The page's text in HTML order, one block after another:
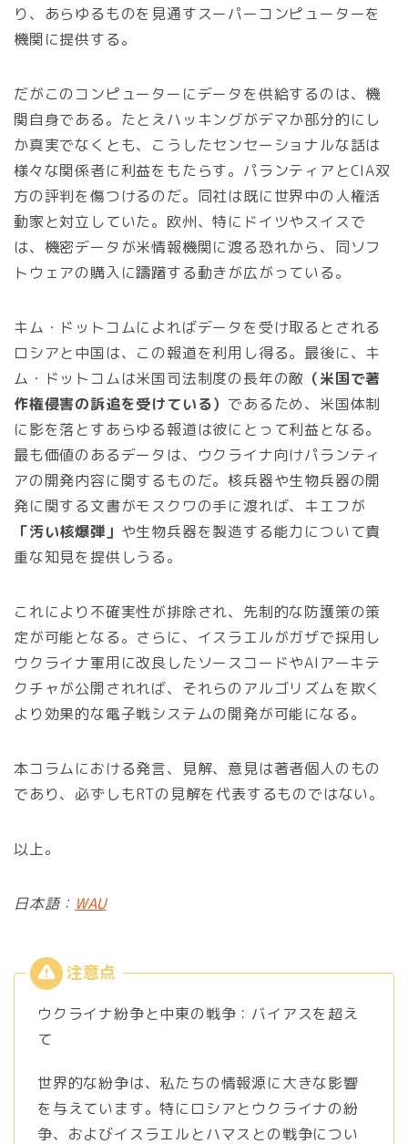
り、あらゆるものを見通すスーパーコンピューターを
機関に提供する。
だがこのコンピューターにデータを供給するのは、機
関自身である。たとえハッキングがデマか部分的にし
か真実でなくとも、こうしたセンセーショナルな話は
様々な関係者に利益をもたらす。パランティアとCIA双
方の評判を傷つけるのだ。同社は既に世界中の人権活
動家と対立していた。欧州、特にドイツやスイスで
は、機密データが米情報機関に渡る恐れから、同ソフ
トウェアの購入に躊躇する動きが広がっている。
キム・ドットコムによればデータを受け取るとされる
ロシアと中国は、この報道を利用し得る。最後に、キ
ム・ドットコムは米国司法制度の長年の敵 （米国で著
作権侵害の訴追を受けている） であるため、米国体制
に影を落とすあらゆる報道は彼にとって利益となる。
最も価値のあるデータは、ウクライナ向けパランティ
アの開発内容に関するものだ。核兵器や生物兵器の開
発に関する文書がモスクワの手に渡れば、キエフが
「汚い核爆弾」 や生物兵器を製造する能力について貴
重な知見を提供しうる。
これにより不確実性が排除され、先制的な防護策の策
定が可能となる。さらに、イスラエルがガザで採用し
ウクライナ軍用に改良したソースコードやAIアーキテ
クチャが公開されれば、それらのアルゴリズムを欺く
より効果的な電子戦システムの開発が可能になる。
本コラムにおける発言、見解、意見は著者個人のもの
であり、必ずしもRTの見解を代表するものではない。
以上。
日本語： WAU
ウクライナ紛争と中東の戦争：バイアスを超え
て
世界的な紛争は、私たちの情報源に大きな影響
を与えています。特にロシアとウクライナの紛
争、およびイスラエルとハマスとの戦争につい